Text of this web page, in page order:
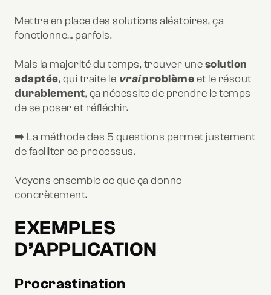
Mettre en place des solutions aléatoires, ça
fonctionne… parfois.
Mais la majorité du temps, trouver unesolution
adaptée, qui traite le vraiproblèmeet le résout
durablement, ça nécessite de prendre le temps
de se poser et réfléchir.
➡️ La méthode des 5 questions permet justement
de faciliter ce processus.
Voyons ensemble ce que ça donne
concrètement.
EXEMPLES
D’APPLICATION
Procrastination